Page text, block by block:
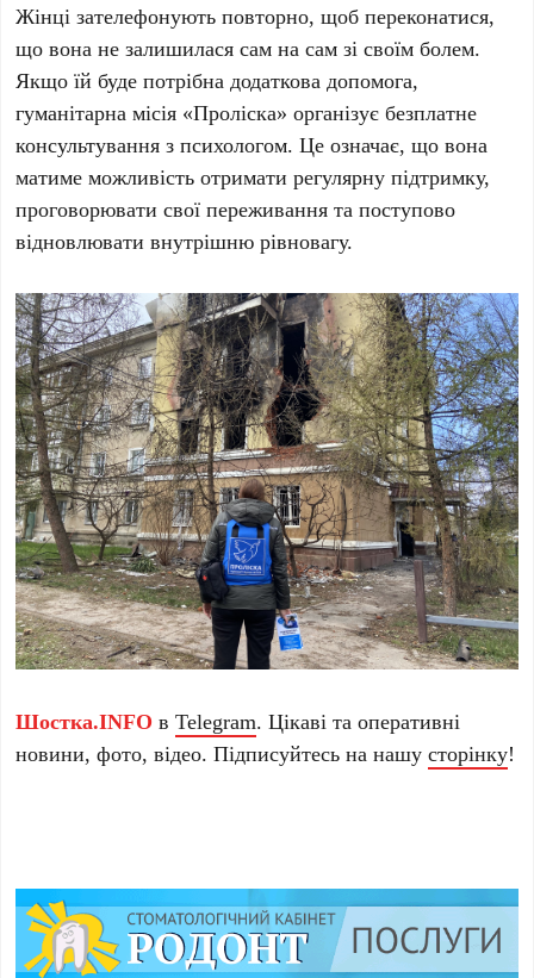
Жінці зателефонують повторно, щоб переконатися,
що вона не залишилася сам на сам зі своїм болем.
Якщо їй буде потрібна додаткова допомога,
гуманітарна місія «Проліска» організує безплатне
консультування з психологом. Це означає, що вона
матиме можливість отримати регулярну підтримку,
проговорювати свої переживання та поступово
відновлювати внутрішню рівновагу.
Шостка.INFO вTelegram. Цікаві та оперативні
новини, фото, відео. Підписуйтесь на нашусторінку!